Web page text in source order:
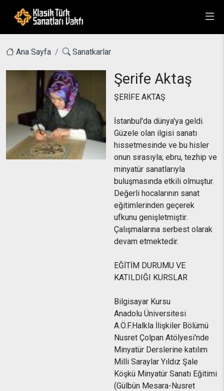
Ana Sayfa Sanatkarlar
Şerife Aktaş
ŞERİFE AKTAŞ
İstanbul'da dünya'ya geldi.
Güzele olan ilgisi sanatı
hissetmesinde ve bu hisler
onun sırasıyla; ebru, tezhip ve
minyatür sanatlarıyla
buluşmasında etkili olmuştur.
Değerli hocalarının sanat
eğitimlerinden geçerek
ufkunu genişletmiştir.
Çalışmalarına serbest olarak
devam etmektedir.
EĞİTİM DURUMU VE
KATILDIĞI KURSLAR
Bilgisayar Kursu
Anadolu Üniversitesi
A.Ö.F.Halkla İlişkiler Bölümü
Nusret Çolpan Atölyesi'nde
Minyatür Derslerine katılım
Milli Saraylar Yıldız Şale
Köşkü Minyatür Sanatı Eğitimi
(Gülbün Mesara-Nusret